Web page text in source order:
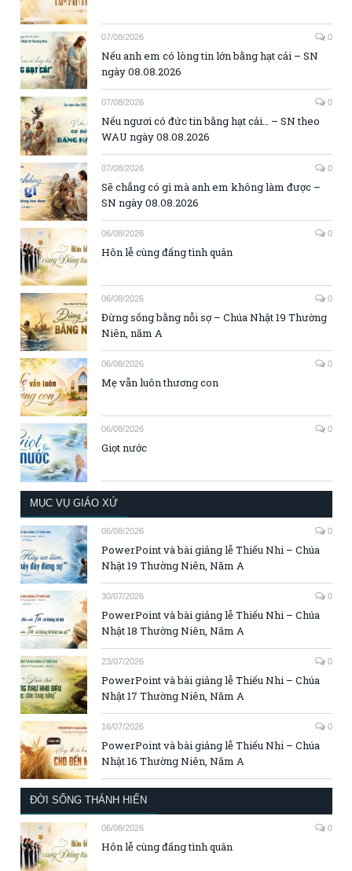
07/08/2026 0
Nếu anh em có lòng tin lớn bằng hạt cải – SN
ngày 08.08.2026
07/08/2026 0
Nếu ngươi có đức tin bằng hạt cải… – SN theo
WAU ngày 08.08.2026
07/08/2026 0
Sẽ chẳng có gì mà anh em không làm được –
SN ngày 08.08.2026
06/08/2026 0
Hôn lễ cùng đấng tình quân
06/08/2026 0
Đừng sống bằng nỗi sợ – Chúa Nhật 19 Thường
Niên, năm A
06/08/2026 0
Mẹ vẫn luôn thương con
06/08/2026 0
Giọt nước
MỤC VỤ GIÁO XỨ
06/08/2026 0
PowerPoint và bài giảng lễ Thiếu Nhi – Chúa
Nhật 19 Thường Niên, Năm A
30/07/2026 0
PowerPoint và bài giảng lễ Thiếu Nhi – Chúa
Nhật 18 Thường Niên, Năm A
23/07/2026 0
PowerPoint và bài giảng lễ Thiếu Nhi – Chúa
Nhật 17 Thường Niên, Năm A
16/07/2026 0
PowerPoint và bài giảng lễ Thiếu Nhi – Chúa
Nhật 16 Thường Niên, Năm A
ĐỜI SỐNG THÁNH HIẾN
06/08/2026 0
Hôn lễ cùng đấng tình quân